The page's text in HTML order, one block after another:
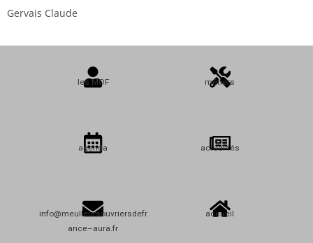
Gervais Claude
les MOF métiers
agenda actualités
info@meulleursouvriersdefr
ance–aura.fr
accueil